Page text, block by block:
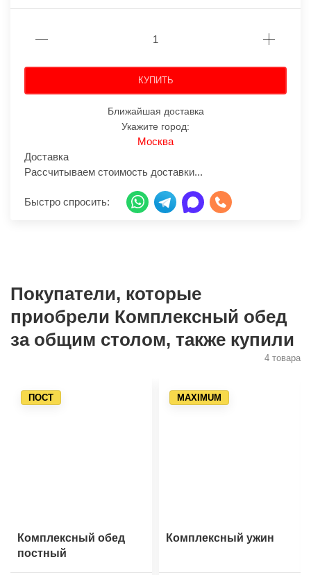
КУПИТЬ
Ближайшая доставка
Укажите город:
Москва
Доставка
Рассчитываем стоимость доставки...
Быстро спросить:
Покупатели, которые
приобрели Комплексный обед
за общим столом, также купили
4 товара
ПОСТ
Комплексный обед
постный
MAXIMUM
Комплексный ужин